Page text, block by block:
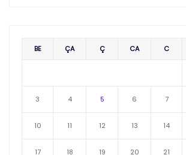
BE ÇA Ç CA C
3 4 5 6 7
10 11 12 13 14
17 18 19 20 21